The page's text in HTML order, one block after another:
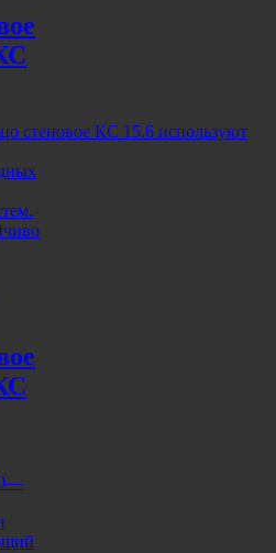
стеновое КС 15.6 используют